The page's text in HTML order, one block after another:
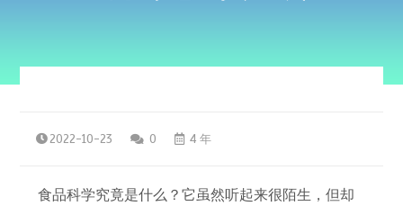
2022-10-23 0 4 年
食品科学究竟是什么？它虽然听起来很陌生，但却